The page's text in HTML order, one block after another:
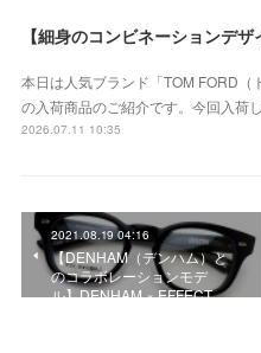
本日は人気ブランド「TOM FORD（
の入荷商品のご紹介です。今回入荷
2026.07.11 10:35
2021.08.19 04:16
【DENHAM（デンハム）と
のコラボレーションモデ
ル】DENHAM × EFFECT…